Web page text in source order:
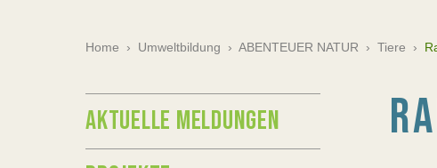
Home › Umweltbildung › ABENTEUER NATUR › Tiere ›
AKTUELLE MELDUNGEN